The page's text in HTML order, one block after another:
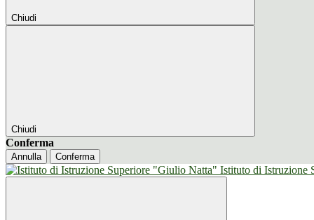
Chiudi
Chiudi
Conferma
Annulla Conferma
Istituto di Istruzione